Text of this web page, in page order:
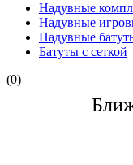
Надувные
Надувные
Надувные
Батуты с сеткой
(0)